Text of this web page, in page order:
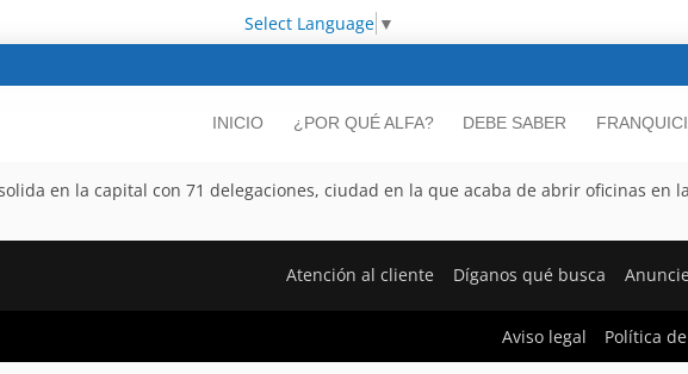
Select Language ▼
INICIO ¿POR QUÉ ALFA? DEBE SABER
en la capital con 71 delegaciones, ciudad en la que acaba de abrir oficinas en
Atención al cliente Díganos qué busca
Aviso legal Política